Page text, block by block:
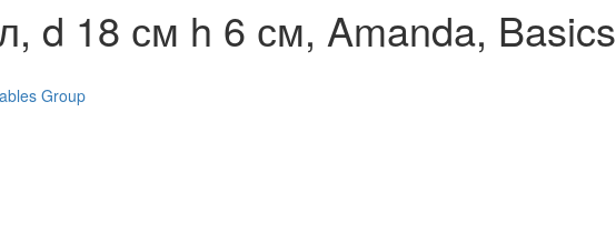
d 18 см h 6 см, Amanda, Basics
Group